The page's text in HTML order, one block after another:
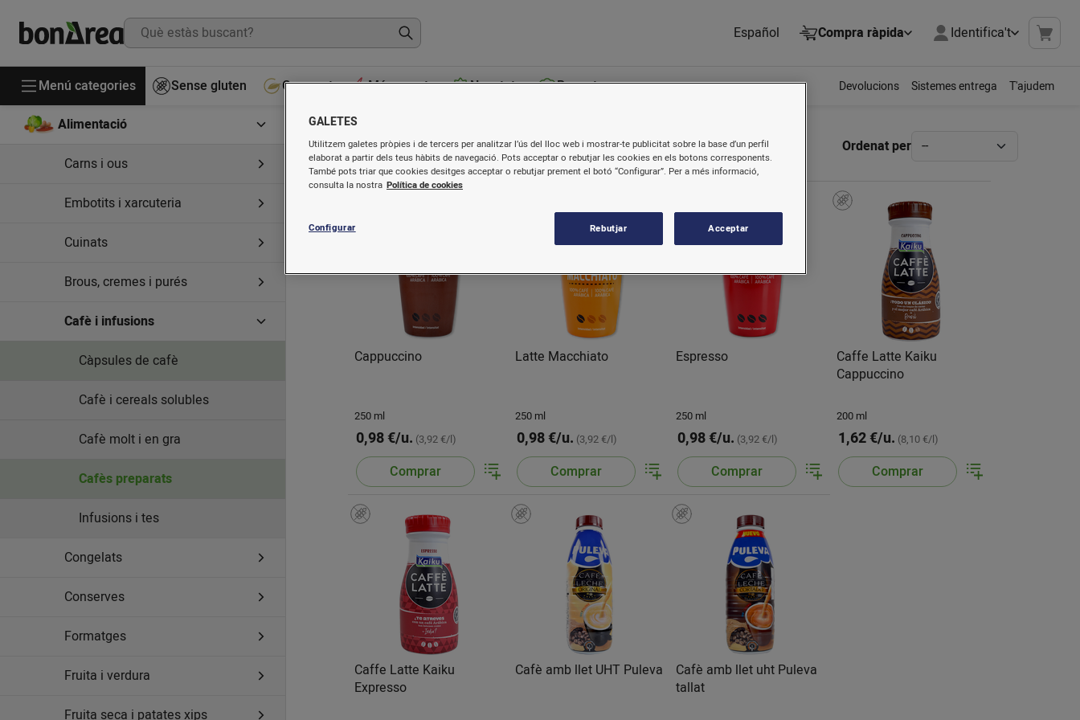
Español Compra ràpida Identifica't
Menú categories Sense gluten Gourmet Més venuts Novetats Receptes Devolucions Sistemes entrega T'ajudem
Alimentació
Carns i ous
Embotits i xarcuteria
Cuinats
Brous, cremes i purés
Cafè i infusions
Càpsules de cafè
Cafè i cereals solubles
Cafè molt i en gra
Cafès preparats
Infusions i tes
Congelats
Conserves
Formatges
Fruita i verdura
Fruita seca i patates xips
Cafès preparats Ordenat per
Cappuccino
250 ml
0,98 €/u. (3,92 €/l)
Comprar
Latte Macchiato
250 ml
0,98 €/u. (3,92 €/l)
Comprar
Espresso
250 ml
0,98 €/u. (3,92 €/l)
Comprar
Caffe Latte Kaiku
Cappuccino
200 ml
1,62 €/u. (8,10 €/l)
Comprar
Caffe Latte Kaiku
Expresso
Cafè amb llet UHT Puleva
Cafè amb llet uht Puleva
tallat
GALETES
Utilitzem galetes pròpies i de tercers per analitzar l’ús del lloc web i mostrar-te publicitat sobre la base d’un perfil
elaborat a partir dels teus hàbits de navegació. Pots acceptar o rebutjar les cookies en els botons corresponents.
També pots triar que cookies desitges acceptar o rebutjar prement el botó “Configurar”. Per a més informació,
consulta la nostra Política de cookies
Configurar Rebutjar Acceptar